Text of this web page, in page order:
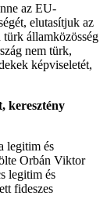
az EU-
elutasítjuk az
államközösség
nem türk,
képviseletét,
keresztény
legitim és
Orbán Viktor
legitim és
fideszes